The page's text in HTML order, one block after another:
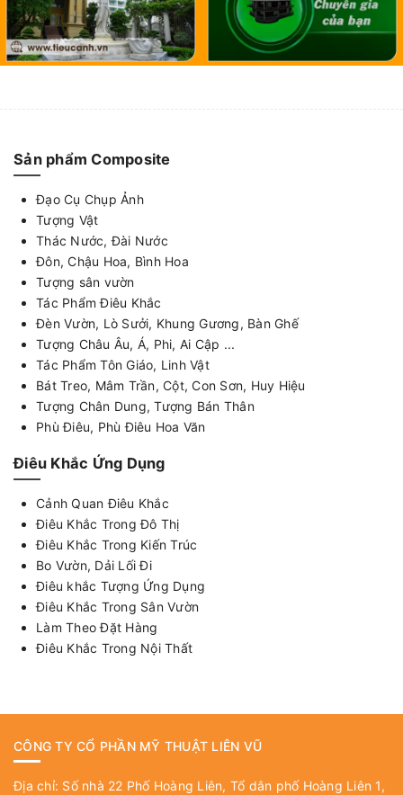
Sản phẩm Composite
Đạo Cụ Chụp Ảnh
Tượng Vật
Thác Nước, Đài Nước
Đôn, Chậu Hoa, Bình Hoa
Tượng sân vườn
Tác Phẩm Điêu Khắc
Đèn Vườn, Lò Sưởi, Khung Gương, Bàn Ghế
Tượng Châu Âu, Á, Phi, Ai Cập ...
Tác Phẩm Tôn Giáo, Linh Vật
Bát Treo, Mâm Trần, Cột, Con Sơn, Huy Hiệu
Tượng Chân Dung, Tượng Bán Thân
Phù Điêu, Phù Điêu Hoa Văn
Điêu Khắc Ứng Dụng
Cảnh Quan Điêu Khắc
Điêu Khắc Trong Đô Thị
Điêu Khắc Trong Kiến Trúc
Bo Vườn, Dải Lối Đi
Điêu khắc Tượng Ứng Dụng
Điêu Khắc Trong Sân Vườn
Làm Theo Đặt Hàng
Điêu Khắc Trong Nội Thất
CÔNG TY CỔ PHẦN MỸ THUẬT LIÊN VŨ
Địa chỉ: Số nhà 22 Phố Hoàng Liên, Tổ dân phố Hoàng Liên 1,